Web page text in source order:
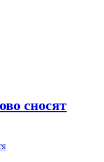
сносят